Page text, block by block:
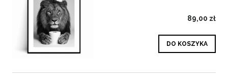
89,00 zł
DO KOSZYKA